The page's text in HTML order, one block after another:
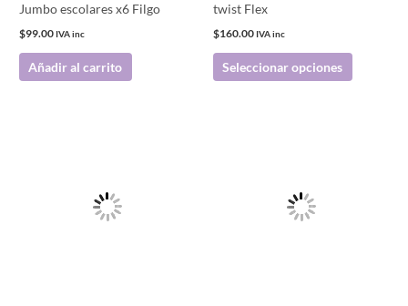
Jumbo escolares x6 Filgo
$99.00 IVA inc
Añadir al carrito
twist Flex
$160.00 IVA inc
Seleccionar opciones
la